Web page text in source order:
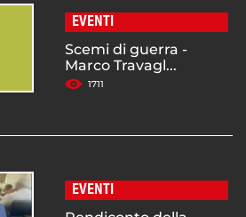
EVENTI
Scemi di guerra -
Marco Travagl...
1711
EVENTI